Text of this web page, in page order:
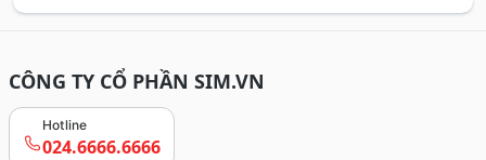
CÔNG TY CỔ PHẦN SIM.VN
Hotline
024.6666.6666